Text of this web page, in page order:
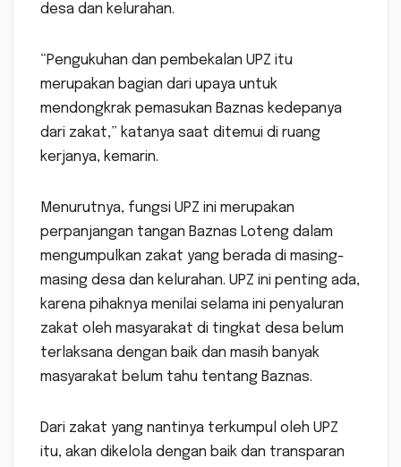
desa dan kelurahan.
“Pengukuhan dan pembekalan UPZ itu
merupakan bagian dari upaya untuk
mendongkrak pemasukan Baznas kedepanya
dari zakat,” katanya saat ditemui di ruang
kerjanya, kemarin.
Menurutnya, fungsi UPZ ini merupakan
perpanjangan tangan Baznas Loteng dalam
mengumpulkan zakat yang berada di masing-
masing desa dan kelurahan. UPZ ini penting ada,
karena pihaknya menilai selama ini penyaluran
zakat oleh masyarakat di tingkat desa belum
terlaksana dengan baik dan masih banyak
masyarakat belum tahu tentang Baznas.
Dari zakat yang nantinya terkumpul oleh UPZ
itu, akan dikelola dengan baik dan transparan